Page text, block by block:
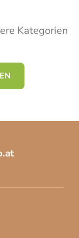
Kategorien